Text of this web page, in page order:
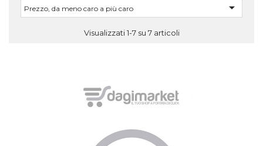
Prezzo, da meno caro a più caro 
Visualizzati 1-7 su 7 articoli